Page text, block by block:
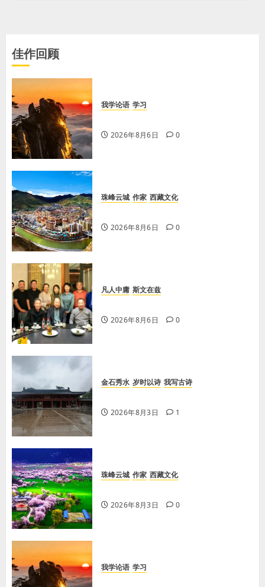
佳作回顾
我学论语 学习
2026年8月6日 0
珠峰云城 作家 西藏文化
2026年8月6日 0
凡人中庸 斯文在兹
2026年8月6日 0
金石秀水 岁时以诗 我写古诗
2026年8月3日 1
珠峰云城 作家 西藏文化
2026年8月3日 0
我学论语 学习